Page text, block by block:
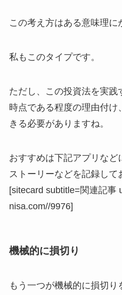
この考え方はある意味理に
私もこのタイプです。
ただし、この投資法を実践
時点である程度の理由付け
きる必要がありますね。
おすすめは下記アプリなど
ストーリーなどを記録して
[sitecard subtitle=関連記事
nisa.com//9976]
機械的に損切り
もう一つが機械的に損切り